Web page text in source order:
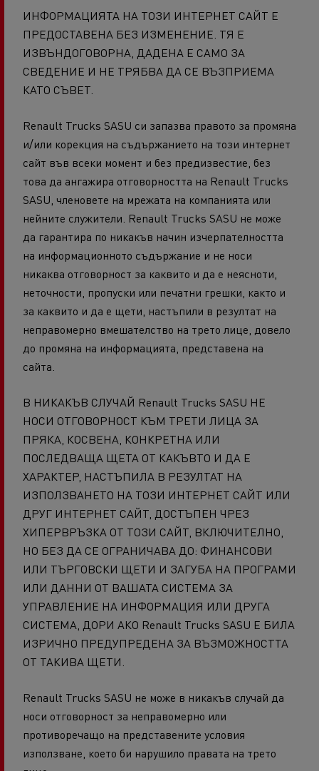
ИНФОРМАЦИЯТА НА ТОЗИ ИНТЕРНЕТ САЙТ Е
ПРЕДОСТАВЕНА БЕЗ ИЗМЕНЕНИЕ. ТЯ Е
ИЗВЪНДОГОВОРНА, ДАДЕНА Е САМО ЗА
СВЕДЕНИЕ И НЕ ТРЯБВА ДА СЕ ВЪЗПРИЕМА
КАТО СЪВЕТ.
Renault Trucks SASU си запазва правото за промяна
и/или корекция на съдържанието на този интернет
сайт във всеки момент и без предизвестие, без
това да ангажира отговорността на Renault Trucks
SASU, членовете на мрежата на компанията или
нейните служители. Renault Trucks SASU не може
да гарантира по никакъв начин изчерпателността
на информационното съдържание и не носи
никаква отговорност за каквито и да е неясноти,
неточности, пропуски или печатни грешки, както и
за каквито и да е щети, настъпили в резултат на
неправомерно вмешателство на трето лице, довело
до промяна на информацията, представена на
сайта.
В НИКАКЪВ СЛУЧАЙ Renault Trucks SASU НЕ
НОСИ ОТГОВОРНОСТ КЪМ ТРЕТИ ЛИЦА ЗА
ПРЯКА, КОСВЕНА, КОНКРЕТНА ИЛИ
ПОСЛЕДВАЩА ЩЕТА ОТ КАКЪВТО И ДА Е
ХАРАКТЕР, НАСТЪПИЛА В РЕЗУЛТАТ НА
ИЗПОЛЗВАНЕТО НА ТОЗИ ИНТЕРНЕТ САЙТ ИЛИ
ДРУГ ИНТЕРНЕТ САЙТ, ДОСТЪПЕН ЧРЕЗ
ХИПЕРВРЪЗКА ОТ ТОЗИ САЙТ, ВКЛЮЧИТЕЛНО,
НО БЕЗ ДА СЕ ОГРАНИЧАВА ДО: ФИНАНСОВИ
ИЛИ ТЪРГОВСКИ ЩЕТИ И ЗАГУБА НА ПРОГРАМИ
ИЛИ ДАННИ ОТ ВАШАТА СИСТЕМА ЗА
УПРАВЛЕНИЕ НА ИНФОРМАЦИЯ ИЛИ ДРУГА
СИСТЕМА, ДОРИ АКО Renault Trucks SASU Е БИЛА
ИЗРИЧНО ПРЕДУПРЕДЕНА ЗА ВЪЗМОЖНОСТТА
ОТ ТАКИВА ЩЕТИ.
Renault Trucks SASU не може в никакъв случай да
носи отговорност за неправомерно или
противоречащо на представените условия
използване, което би нарушило правата на трето